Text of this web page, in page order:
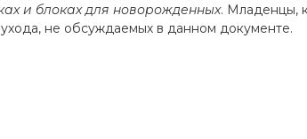
и блоках для новорожденных. Младенцы,
не обсуждаемых в данном документе.